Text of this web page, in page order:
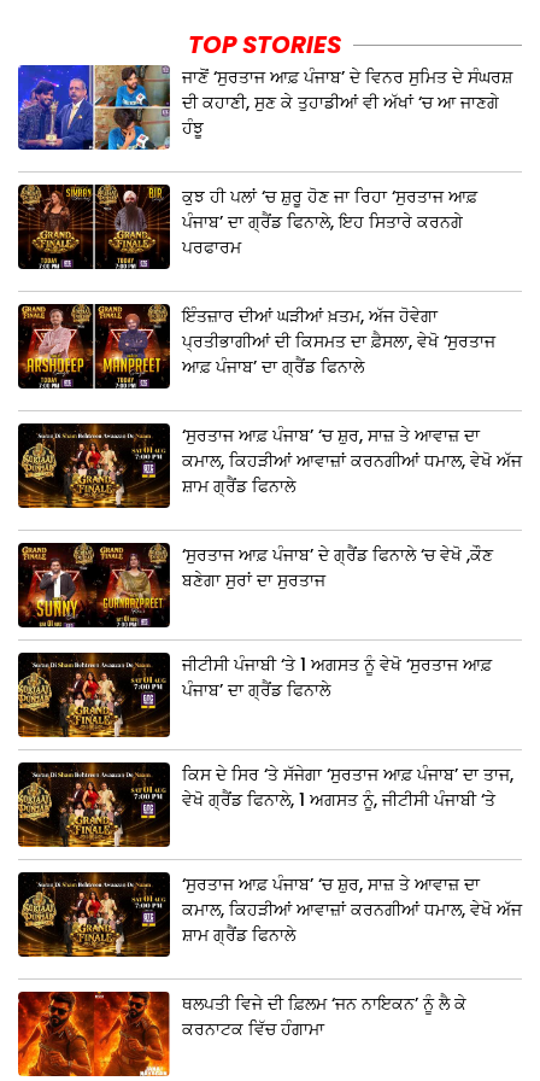
TOP STORIES
ਜਾਣੋਂ ‘ਸੁਰਤਾਜ ਆਫ਼ ਪੰਜਾਬ’ ਦੇ ਵਿਨਰ ਸੁਮਿਤ ਦੇ ਸੰਘਰਸ਼
ਦੀ ਕਹਾਣੀ, ਸੁਣ ਕੇ ਤੁਹਾਡੀਆਂ ਵੀ ਅੱਖਾਂ ‘ਚ ਆ ਜਾਣਗੇ
ਹੰਝੂ
ਕੁਝ ਹੀ ਪਲਾਂ ‘ਚ ਸ਼ੁਰੂ ਹੋਣ ਜਾ ਰਿਹਾ ‘ਸੁਰਤਾਜ ਆਫ਼
ਪੰਜਾਬ’ ਦਾ ਗ੍ਰੈਂਡ ਫਿਨਾਲੇ, ਇਹ ਸਿਤਾਰੇ ਕਰਨਗੇ
ਪਰਫਾਰਮ
ਇੰਤਜ਼ਾਰ ਦੀਆਂ ਘੜੀਆਂ ਖ਼ਤਮ, ਅੱਜ ਹੋਵੇਗਾ
ਪ੍ਰਤੀਭਾਗੀਆਂ ਦੀ ਕਿਸਮਤ ਦਾ ਫ਼ੈਸਲਾ, ਵੇਖੋ ‘ਸੁਰਤਾਜ
ਆਫ਼ ਪੰਜਾਬ’ ਦਾ ਗ੍ਰੈਂਡ ਫਿਨਾਲੇ
‘ਸੁਰਤਾਜ ਆਫ਼ ਪੰਜਾਬ’ ‘ਚ ਸ਼ੁਰ, ਸਾਜ਼ ਤੇ ਆਵਾਜ਼ ਦਾ
ਕਮਾਲ, ਕਿਹੜੀਆਂ ਆਵਾਜ਼ਾਂ ਕਰਨਗੀਆਂ ਧਮਾਲ, ਵੇਖੋ ਅੱਜ
ਸ਼ਾਮ ਗ੍ਰੈਂਡ ਫਿਨਾਲੇ
‘ਸੁਰਤਾਜ ਆਫ਼ ਪੰਜਾਬ’ ਦੇ ਗ੍ਰੈਂਡ ਫਿਨਾਲੇ ‘ਚ ਵੇਖੋ ,ਕੌਣ
ਬਣੇਗਾ ਸੁਰਾਂ ਦਾ ਸੁਰਤਾਜ
ਜੀਟੀਸੀ ਪੰਜਾਬੀ ‘ਤੇ 1 ਅਗਸਤ ਨੂੰ ਵੇਖੋ ‘ਸੁਰਤਾਜ ਆਫ਼
ਪੰਜਾਬ’ ਦਾ ਗ੍ਰੈਂਡ ਫਿਨਾਲੇ
ਕਿਸ ਦੇ ਸਿਰ ‘ਤੇ ਸੱਜੇਗਾ ‘ਸੁਰਤਾਜ ਆਫ਼ ਪੰਜਾਬ’ ਦਾ ਤਾਜ,
ਵੇਖੋ ਗ੍ਰੈਂਡ ਫਿਨਾਲੇ, 1 ਅਗਸਤ ਨੂੰ, ਜੀਟੀਸੀ ਪੰਜਾਬੀ ‘ਤੇ
‘ਸੁਰਤਾਜ ਆਫ਼ ਪੰਜਾਬ’ ‘ਚ ਸ਼ੁਰ, ਸਾਜ਼ ਤੇ ਆਵਾਜ਼ ਦਾ
ਕਮਾਲ, ਕਿਹੜੀਆਂ ਆਵਾਜ਼ਾਂ ਕਰਨਗੀਆਂ ਧਮਾਲ, ਵੇਖੋ ਅੱਜ
ਸ਼ਾਮ ਗ੍ਰੈਂਡ ਫਿਨਾਲੇ
ਥਲਪਤੀ ਵਿਜੇ ਦੀ ਫ਼ਿਲਮ ‘ਜਨ ਨਾਇਕਨ’ ਨੂੰ ਲੈ ਕੇ
ਕਰਨਾਟਕ ਵਿੱਚ ਹੰਗਾਮਾ